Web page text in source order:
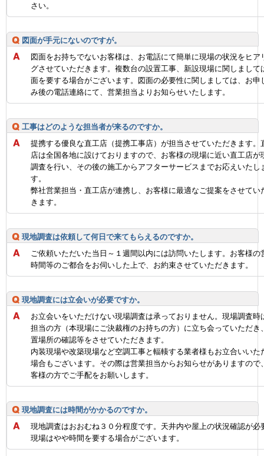
さい。
図面が手元にないのですが。
図面をお持ちでないお客様は、お電話にて簡単に現場の状況をヒア
グさせていただきます。複数台の設置工事、新設現場に関しまして
面を要する場合がございます。図面の必要性に関しましては、お申
み後の電話連絡にて、営業担当よりお知らせいたします。
工事はどのような担当者が来るのですか。
提携する優良な直工店（提携工事店）が担当させていただきます。
店は全国各地に設けておりますので、お客様の現場に近い直工店が
調査を行い、その後の施工からアフターサービスまでお応えいたし
す。
弊社営業担当・直工店が連携し、お客様に最適なご提案をさせてい
きます。
現地調査は依頼して何日で来てもらえるのですか。
ご依頼いただいた当日～１週間以内には訪問いたします。お客様の
時間等のご都合をお伺いした上で、お約束させていただきます。
現地調査には立会いが必要ですか。
お立会いをいただけない現場調査は承っておりません。現場調査時
担当の方（本現場にご決裁権のお持ちの方）に立ち会っていただき
置場所の確認等をさせていただきます。
内装現場や改築現場など空調工事と輻輳する業者様もお立合いいた
場合もございます。その際は営業担当からお知らせがありますので
客様の方でご手配をお願いします。
現地調査には時間がかかるのですか。
現地調査はおおむね３０分程度です。天井内や屋上の状況確認が必
現場はやや時間を要する場合がございます。